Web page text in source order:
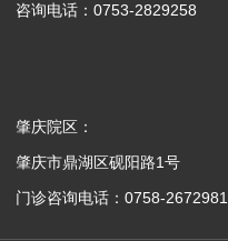
咨询电话：0753-2829258
肇庆院区：
肇庆市鼎湖区砚阳路1号
门诊咨询电话：0758-2672981